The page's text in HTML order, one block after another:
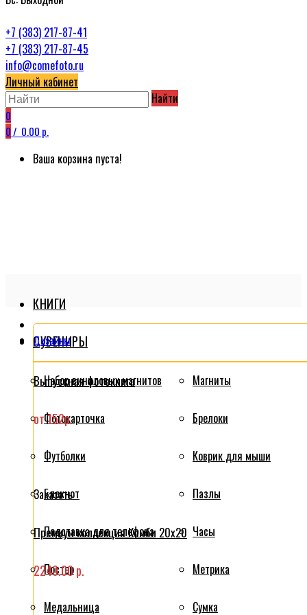
+7 (383) 217-87-41
+7 (383) 217-87-45
info@comefoto.ru
Личный кабинет
Найти
0
0/ 0.00 р.
Ваша корзина пуста!
КНИГИ
Выпускная фотокнига
от 152р.
Заказать
Премиум коллекция Комби 20x20
2240.00 р.
СУВЕНИРЫ
Набор виниловых магнитов
Фотокарточка
Футболки
Блокнот
Подставка для телефона
Постер
Медальница
Магниты
Брелоки
Коврик для мыши
Пазлы
Часы
Метрика
Сумка
Дизайны